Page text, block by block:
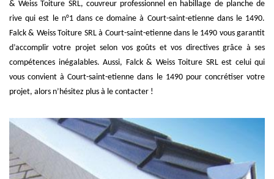
& Weiss Toiture SRL, couvreur professionnel en habillage de planche de
rive qui est le n°1 dans ce domaine à Court-saint-etienne dans le 1490.
Falck & Weiss Toiture SRL à Court-saint-etienne dans le 1490 vous garantit
d’accomplir votre projet selon vos goûts et vos directives grâce à ses
compétences inégalables. Aussi, Falck & Weiss Toiture SRL est celui qui
vous convient à Court-saint-etienne dans le 1490 pour concrétiser votre
projet, alors n’hésitez plus à le contacter !